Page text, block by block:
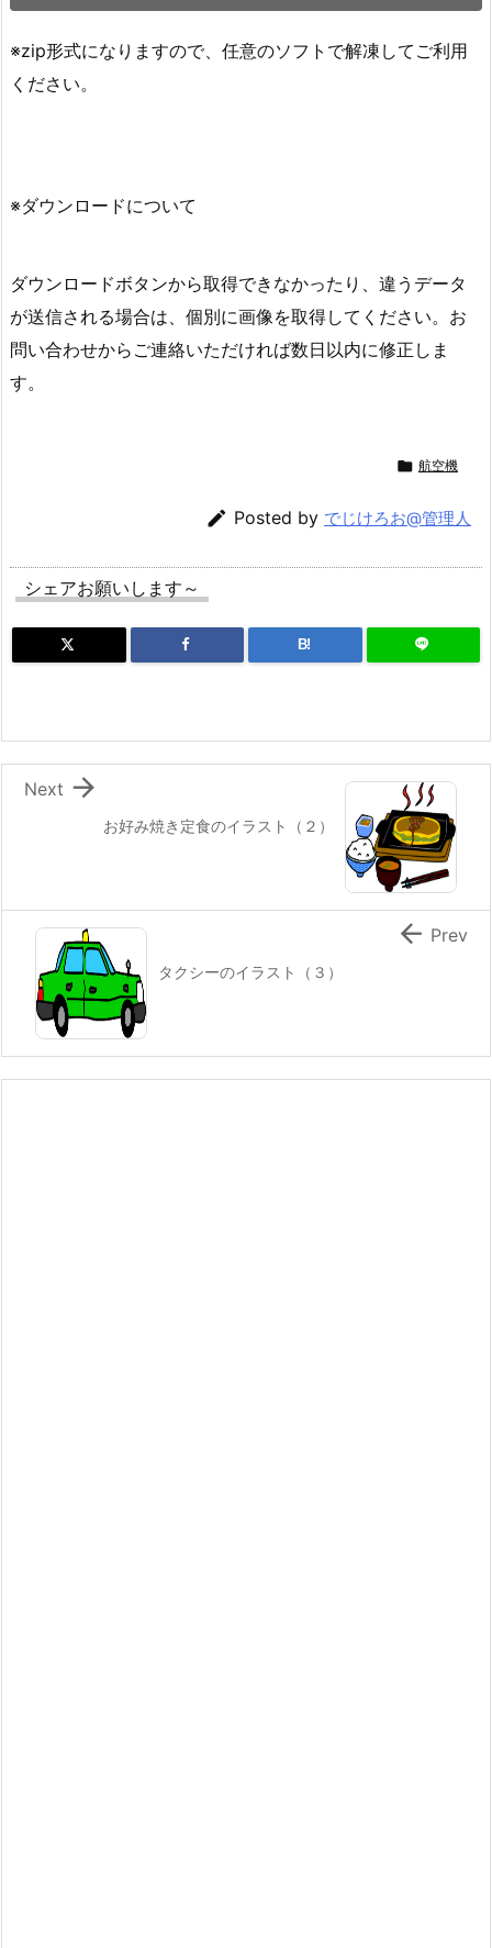
※zip形式になりますので、任意のソフトで解凍してご利用
ください。
※ダウンロードについて
ダウンロードボタンから取得できなかったり、違うデータ
が送信される場合は、個別に画像を取得してください。お
問い合わせからご連絡いただければ数日以内に修正しま
す。
 航空機
 Posted by でじけろお@管理人
シェアお願いします～
B!
お好み焼き定食のイラスト（２）

Next
タクシーのイラスト（３）
 Prev